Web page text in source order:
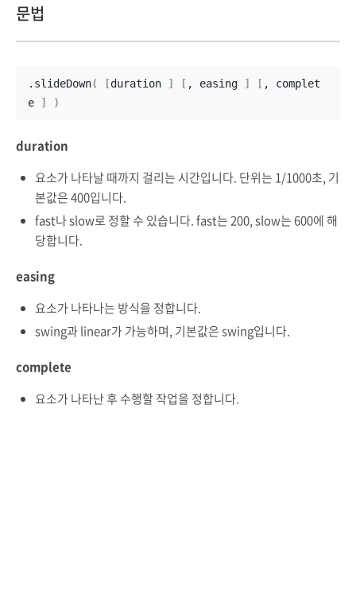
문법
. slideDown( [duration ] [ , easing ] [ , complet
e
] )
duration
요소가 나타날 때까지 걸리는 시간입니다. 단위는 1/1000초, 기
본값은 400입니다.
fast나 slow로 정할 수 있습니다. fast는 200, slow는 600에 해
당합니다.
easing
요소가 나타나는 방식을 정합니다.
swing과 linear가 가능하며, 기본값은 swing입니다.
complete
요소가 나타난 후 수행할 작업을 정합니다.